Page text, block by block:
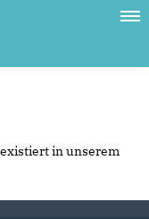
in unserem